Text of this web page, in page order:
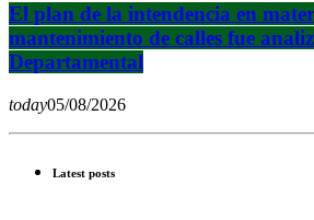
El plan de la intendencia en
mantenimiento de calles fue
Departamental
today05/08/2026
Latest posts